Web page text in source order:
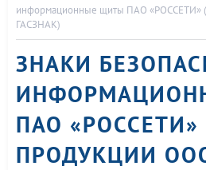
информационные щиты ПАО «РОССЕТИ»
ГАСЗНАК)
ЗНАКИ
ПАО «РОССЕТИ»
ПРОДУКЦИИ